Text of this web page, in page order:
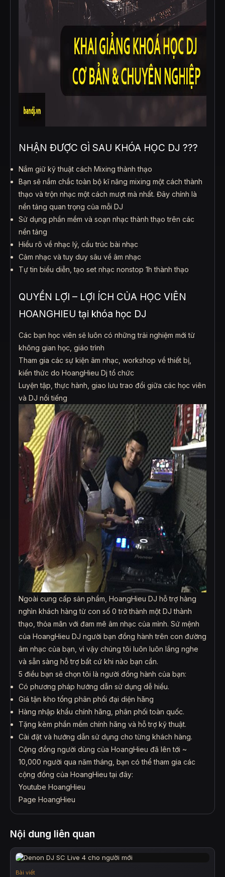
NHẬN ĐƯỢC GÌ SAU KHÓA HỌC DJ ???
Nắm giữ kỹ thuật cách Mixing thành thạo
Bạn sẽ nắm chắc toàn bộ kĩ năng mixing một cách thành
thạo và trộn nhạc một cách mượt mà nhất. Đây chính là
nền tảng quan trọng của mỗi DJ
Sử dụng phần mềm và soạn nhạc thành thạo trên các
nền tảng
Hiểu rõ về nhạc lý, cấu trúc bài nhạc
Cảm nhạc và tuy duy sâu về âm nhạc
Tự tin biểu diễn, tạo set nhạc nonstop 1h thành thạo
QUYỀN LỢI – LỢI ÍCH CỦA HỌC VIÊN
HOANGHIEU tại khóa học DJ
Các bạn học viên sẽ luôn có những trải nghiệm mới từ
không gian học, giáo trình
Tham gia các sự kiện âm nhạc, workshop về thiết bị,
kiến thức do HoangHieu Dj tổ chức
Luyện tập, thực hành, giao lưu trao đổi giữa các học viên
và DJ nổi tiếng
Ngoài cung cấp sản phẩm, HoangHieu DJ hỗ trợ hàng
nghìn khách hàng từ con số 0 trở thành một DJ thành
thạo, thỏa mãn với đam mê âm nhạc của mình. Sứ mệnh
của HoangHieu DJ người bạn đồng hành trên con đường
âm nhạc của bạn, vì vậy chúng tôi luôn luôn lắng nghe
và sẵn sàng hỗ trợ bất cứ khi nào bạn cần.
5 điều bạn sẽ chọn tôi là người đồng hành của bạn:
Có phương pháp hướng dẫn sử dụng dễ hiểu.
Giá tận kho tổng phân phối đại diện hãng
Hàng nhập khẩu chính hãng, phân phối toàn quốc.
Tặng kèm phần mềm chính hãng và hỗ trợ kỹ thuật.
Cài đặt và hướng dẫn sử dụng cho từng khách hàng.
Cộng đồng người dùng của HoangHieu đã lên tới ~
10,000 người qua năm tháng, bạn có thể tham gia các
cộng đồng của HoangHieu tại đây:
Youtube HoangHieu
Page HoangHieu
Nội dung liên quan
Bài viết